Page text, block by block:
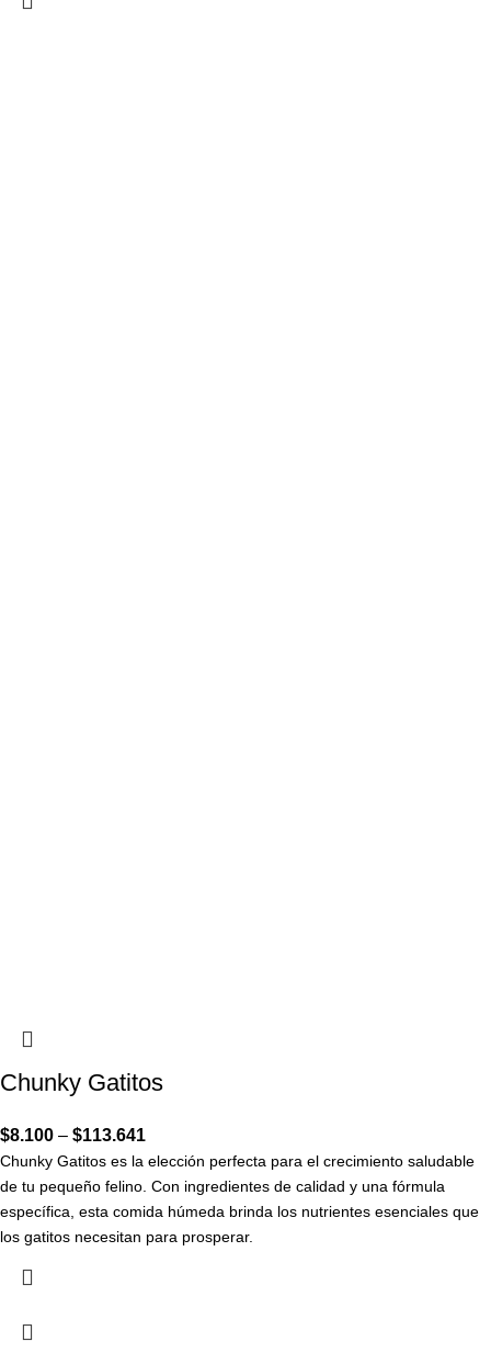
Chunky Gatitos
$8.100 – $113.641
Chunky Gatitos es la elección perfecta para el crecimiento saludable
de tu pequeño felino. Con ingredientes de calidad y una fórmula
específica, esta comida húmeda brinda los nutrientes esenciales que
los gatitos necesitan para prosperar.